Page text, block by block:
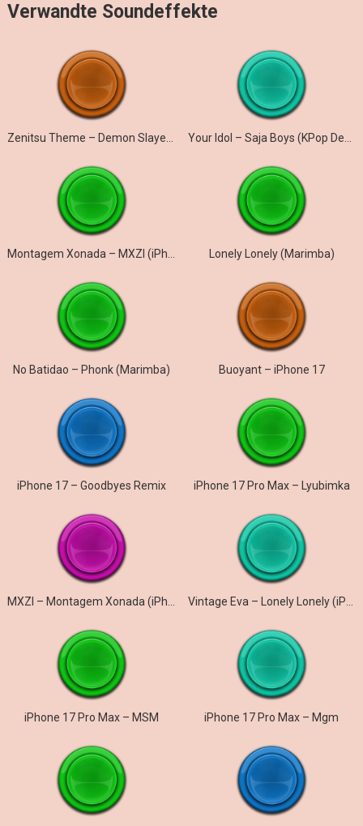
Verwandte Soundeffekte
Lonely Lonely (Marimba)
No Batidao – Phonk (Marimba) Buoyant – iPhone 17
iPhone 17 – Goodbyes Remix iPhone 17 Pro Max – Lyubimka
iPhone 17 Pro Max – MSM iPhone 17 Pro Max – Mgm